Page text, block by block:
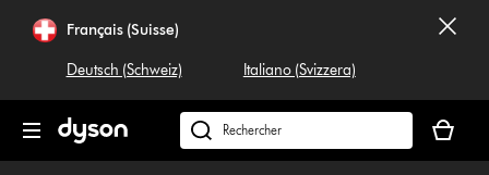
Français (Suisse)
Deutsch (Schweiz) Italiano (Svizzera)
Rechercher
dyson.ch
panier
est